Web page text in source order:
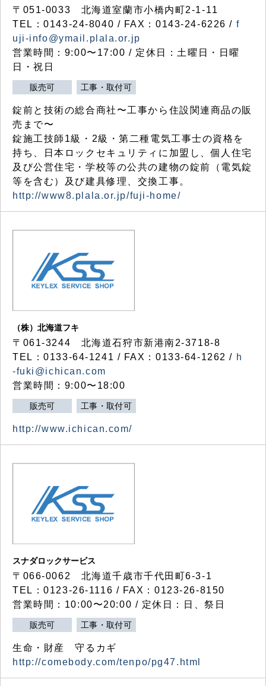
〒051-0033 北海道室蘭市小橋内町2-1-11
TEL：0143-24-8040 / FAX：0143-24-6226 / f
uji-info@ymail.plala.or.jp
営業時間：9:00〜17:00 / 定休日：土曜日・日曜
日・祝日
販売可 工事・取付可
錠前と技術の総合商社〜工事から住設関連商品の販
売まで〜
錠施工技師1級・2級・第二種電気工事士の資格を
持ち、日本ロックセキュリティに加盟し、個人住宅
及び公営住宅・学校等の公共の建物の錠前（電気錠
等を含む）及び建具修理、交換工事。
http://www8.plala.or.jp/fuji-home/
（株）北海道フキ
〒061-3244 北海道石狩市新港南2-3718-8
TEL：0133-64-1241 / FAX：0133-64-1262 / h
-fuki@ichican.com
営業時間：9:00〜18:00
販売可 工事・取付可
http://www.ichican.com/
スナダロックサービス
〒066-0062 北海道千歳市千代田町6-3-1
TEL：0123-26-1116 / FAX：0123-26-8150
営業時間：10:00〜20:00 / 定休日：日、祭日
販売可 工事・取付可
生命・財産 守るカギ
http://comebody.com/tenpo/pg47.html